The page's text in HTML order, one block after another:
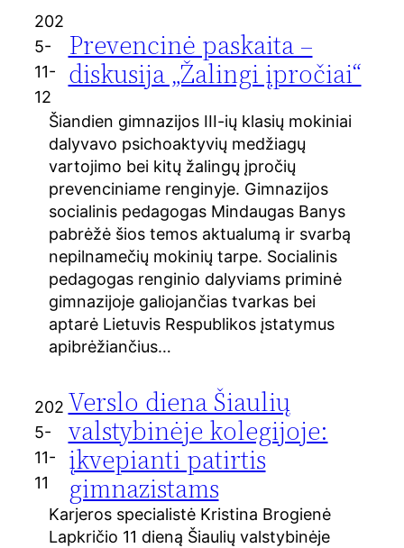
202
5-
11-
12
Prevencinė paskaita –
diskusija „Žalingi įpročiai“
Šiandien gimnazijos III-ių klasių mokiniai
dalyvavo psichoaktyvių medžiagų
vartojimo bei kitų žalingų įpročių
prevenciniame renginyje. Gimnazijos
socialinis pedagogas Mindaugas Banys
pabrėžė šios temos aktualumą ir svarbą
nepilnamečių mokinių tarpe. Socialinis
pedagogas renginio dalyviams priminė
gimnazijoje galiojančias tvarkas bei
aptarė Lietuvis Respublikos įstatymus
apibrėžiančius…
202
5-
11-
11
Verslo diena Šiaulių
valstybinėje kolegijoje:
įkvepianti patirtis
gimnazistams
Karjeros specialistė Kristina Brogienė
Lapkričio 11 dieną Šiaulių valstybinėje